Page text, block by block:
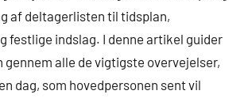
af deltagerlisten til tidsplan,
festlige indslag. I denne artikel guider
gennem alle de vigtigste overvejelser,
dag, som hovedpersonen sent vil